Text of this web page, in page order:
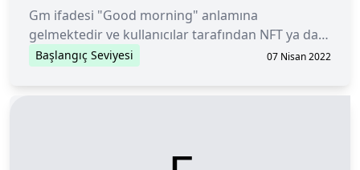
Gm ifadesi "Good morning" anlamına
gelmektedir ve kullanıcılar tarafından NFT ya da
metaverse dünyasına giriş yaptıklarını ilan etmek
Başlangıç Seviyesi 07 Nisan 2022